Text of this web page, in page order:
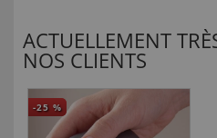
ACTUELLEMENT
NOS CLIENTS
-25 %